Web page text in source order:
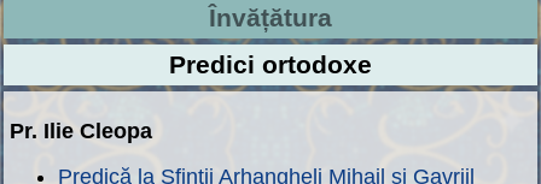
Învățătura
Predici ortodoxe
Pr. Ilie Cleopa
Predică la Sfinţii Arhangheli Mihail şi Gavriil